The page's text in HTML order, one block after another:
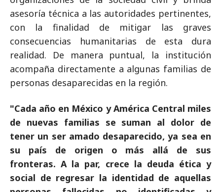
asesoría técnica a las autoridades pertinentes,
con la finalidad de mitigar las graves
consecuencias humanitarias de esta dura
realidad. De manera puntual, la institución
acompaña directamente a algunas familias de
personas desaparecidas en la región.
"Cada año en México y América Central miles
de nuevas familias se suman al dolor de
tener un ser amado desaparecido, ya sea en
su país de origen o más allá de sus
fronteras. A la par, crece la deuda ética y
social de regresar la identidad de aquellas